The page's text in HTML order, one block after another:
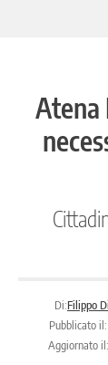
Atena
Di:Filippo
Pubblicato
Aggiornato